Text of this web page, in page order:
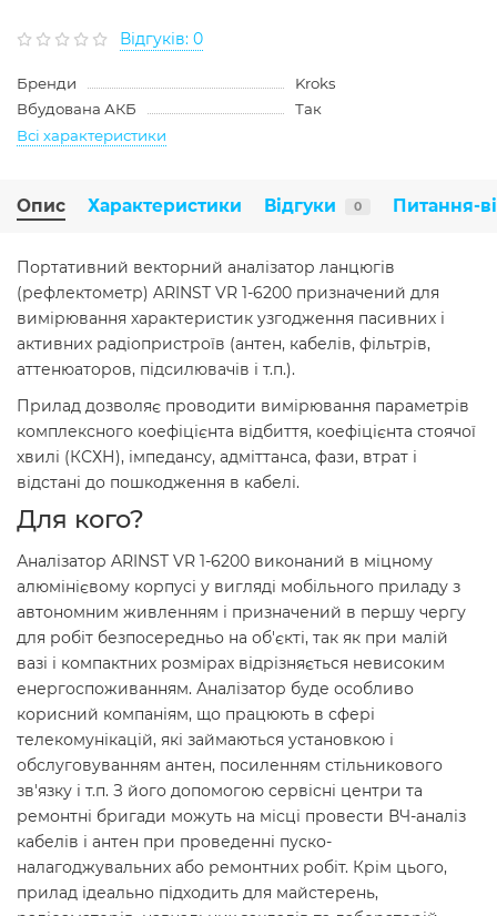
Відгуків: 0
Бренди
Kroks
Вбудована АКБ
Так
Всі характеристики
Опис Характеристики Відгуки 0 Питання-
Портативний векторний аналізатор ланцюгів
(рефлектометр) ARINST VR 1-6200 призначений для
вимірювання характеристик узгодження пасивних і
активних радіопристроїв (антен, кабелів, фільтрів,
аттенюаторов, підсилювачів і т.п.).
Прилад дозволяє проводити вимірювання параметрів
комплексного коефіцієнта відбиття, коефіцієнта стоячої
хвилі (КСХН), імпедансу, адміттанса, фази, втрат і
відстані до пошкодження в кабелі.
Для кого?
Аналізатор ARINST VR 1-6200 виконаний в міцному
алюмінієвому корпусі у вигляді мобільного приладу з
автономним живленням і призначений в першу чергу
для робіт безпосередньо на об'єкті, так як при малій
вазі і компактних розмірах відрізняється невисоким
енергоспоживанням. Аналізатор буде особливо
корисний компаніям, що працюють в сфері
телекомунікацій, які займаються установкою і
обслуговуванням антен, посиленням стільникового
зв'язку і т.п. З його допомогою сервісні центри та
ремонтні бригади можуть на місці провести ВЧ-аналіз
кабелів і антен при проведенні пуско-
налагоджувальних або ремонтних робіт. Крім цього,
прилад ідеально підходить для майстерень,